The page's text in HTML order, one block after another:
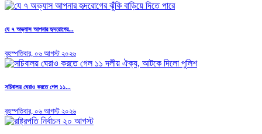
যে ৭ অভ্যাস আপনার হৃদরোগের...
বৃহস্পতিবার, ০৬ আগস্ট ২০২৬
সচিবালয় ঘেরাও করতে গেল ১১...
বৃহস্পতিবার, ০৬ আগস্ট ২০২৬